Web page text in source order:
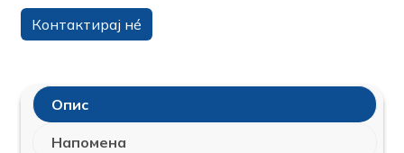
Контактирај нé
Опис
Напомена